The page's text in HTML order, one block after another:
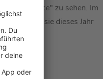
"Let's Dance" zu sehen. Im
hat sie dieses Jahr